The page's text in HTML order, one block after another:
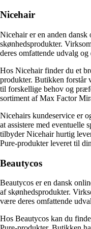
Nicehair
Nicehair er en anden
skønhedsprodukter.
deres omfattende udvalg
Hos Nicehair finder du et
produkter. Butikken forstår
til forskellige behov og
sortiment af Max Factor
Nicehairs kundeservice er
at assistere med eventuelle
tilbyder Nicehair hurtig
Pure-produkter leveret til
Beautycos
Beautycos er en dansk
af skønhedsprodukter.
være deres omfattende
Hos Beautycos kan du